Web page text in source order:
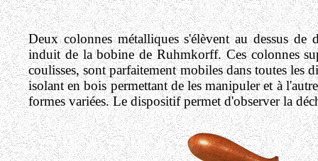
Deux colonnes métalliques s'élèvent au dessus de
induit de la bobine de Ruhmkorff. Ces colonnes
coulisses, sont parfaitement mobiles dans toutes les
isolant en bois permettant de les manipuler et à
formes variées. Le dispositif permet d'observer la